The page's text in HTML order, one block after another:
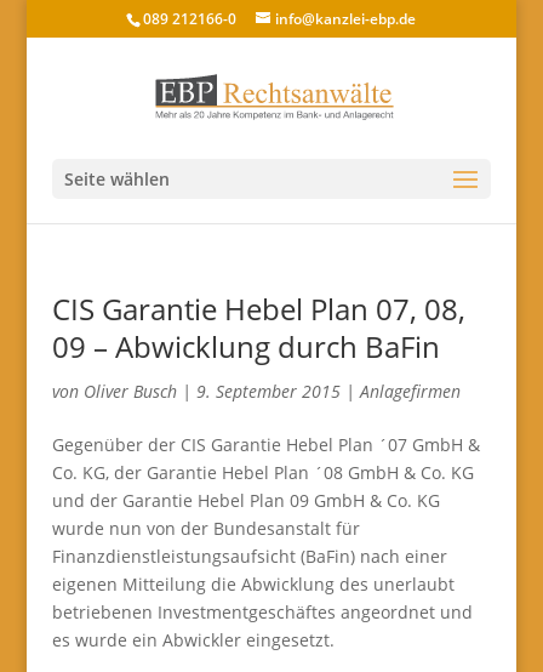
089 212166-0 info@kanzlei-ebp.de
Seite wählen
CIS Garantie Hebel Plan 07, 08,
09 – Abwicklung durch BaFin
von Oliver Busch| 9. September 2015|Anlagefirmen
Gegenüber der CIS Garantie Hebel Plan ´07 GmbH &
Co. KG, der Garantie Hebel Plan ´08 GmbH & Co. KG
und der Garantie Hebel Plan 09 GmbH & Co. KG
wurde nun von der Bundesanstalt für
Finanzdienstleistungsaufsicht (BaFin) nach einer
eigenen Mitteilung die Abwicklung des unerlaubt
betriebenen Investmentgeschäftes angeordnet und
es wurde ein Abwickler eingesetzt.